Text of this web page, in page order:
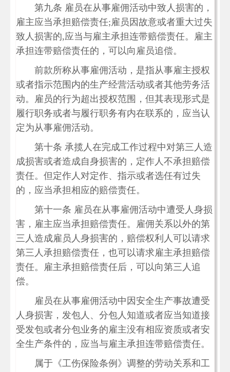
第九条 雇员在从事雇佣活动中致人损害的，
雇主应当承担赔偿责任;雇员因故意或者重大过失
致人损害的,应当与雇主承担连带赔偿责任。雇主
承担连带赔偿责任的，可以向雇员追偿。
前款所称从事雇佣活动，是指从事雇主授权
或者指示范围内的生产经营活动或者其他劳务活
动。雇员的行为超出授权范围，但其表现形式是
履行职务或者与履行职务有内在联系的，应当认
定为从事雇佣活动。
第十条 承揽人在完成工作过程中对第三人造
成损害或者造成自身损害的，定作人不承担赔偿
责任。但定作人对定作、指示或者选任有过失
的，应当承担相应的赔偿责任。
第十一条 雇员在从事雇佣活动中遭受人身损
害，雇主应当承担赔偿责任。雇佣关系以外的第
三人造成雇员人身损害的，赔偿权利人可以请求
第三人承担赔偿责任，也可以请求雇主承担赔偿
责任。雇主承担赔偿责任后，可以向第三人追
偿。
雇员在从事雇佣活动中因安全生产事故遭受
人身损害，发包人、分包人知道或者应当知道接
受发包或者分包业务的雇主没有相应资质或者安
全生产条件的，应当与雇主承担连带赔偿责任。
属于《工伤保险条例》调整的劳动关系和工